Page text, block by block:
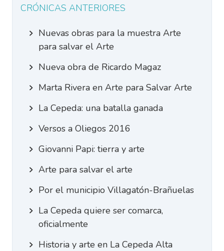
CRÓNICAS ANTERIORES
Nuevas obras para la muestra Arte
para salvar el Arte
Nueva obra de Ricardo Magaz
Marta Rivera en Arte para Salvar Arte
La Cepeda: una batalla ganada
Versos a Oliegos 2016
Giovanni Papi: tierra y arte
Arte para salvar el arte
Por el municipio Villagatón-Brañuelas
La Cepeda quiere ser comarca,
oficialmente
Historia y arte en La Cepeda Alta